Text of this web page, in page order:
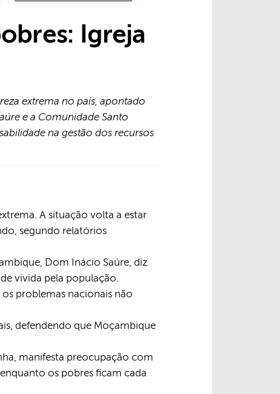
Igreja
extrema no país, apontado
e a Comunidade Santo
na gestão dos recursos
A situação volta a estar
segundo relatórios
Dom Inácio Saúre, diz
vivida pela população.
problemas nacionais não
defendendo que Moçambique
manifesta preocupação com
os pobres ficam cada